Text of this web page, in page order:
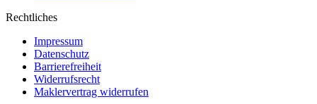
Rechtliches
Impressum
Datenschutz
Barrierefreiheit
Widerrufsrecht
Maklervertrag widerrufen